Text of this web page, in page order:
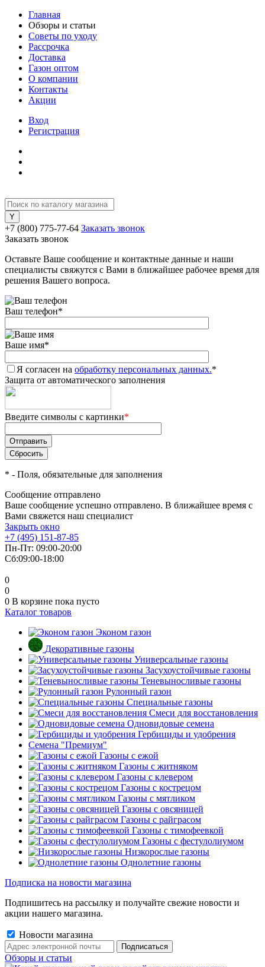
Главная
Обзоры и статьи
Советы по уходу
Рассрочка
Доставка
Газон оптом
О компании
Контакты
Акции
Вход
Регистрация
+7 (800) 775-77-64 Заказать звонок
Заказать звонок
Оставьте Ваше сообщение и контактные данные и наши
специалисты свяжутся с Вами в ближайшее рабочее время для
решения Вашего вопроса.
Ваш телефон*
Ваше имя*
Я согласен на обработку персональных данных.*
Защита от автоматического заполнения
Введите символы с картинки*
* - Поля, обязательные для заполнения
Сообщение отправлено
Ваше сообщение успешно отправлено. В ближайшее время с
Вами свяжется наш специалист
Закрыть окно
+7 (495) 151-87-85
Пн-Пт: 09:00-20:00
Сб:09:00-18:00
0
0
0 В корзине пока пусто
Каталог товаров
Эконом газон
Декоративные газоны
Универсальные газоны
Засухоустойчивые газоны
Теневыносливые газоны
Рулонный газон
Специальные газоны
Смеси для восстановления
Одновидовые семена
Гербициды и удобрения
Cемена "Премиум"
Газоны с ежой
Газоны с житняком
Газоны с клевером
Газоны с кострецом
Газоны с мятликом
Газоны с овсяницей
Газоны с райграсом
Газоны с тимофеевкой
Газоны с фестулолиумом
Низкорослые газоны
Однолетние газоны
Подписка на новости магазина
Подпишитесь на рассылку и получайте свежие новости и
акции нашего магазина.
Новости магазина
Обзоры и статьи